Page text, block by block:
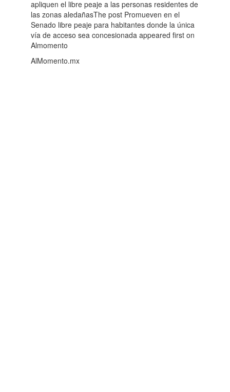
apliquen el libre peaje a las personas residentes de
las zonas aledañasThe post Promueven en el
Senado libre peaje para habitantes donde la única
vía de acceso sea concesionada appeared first on
Almomento
AlMomento.mx